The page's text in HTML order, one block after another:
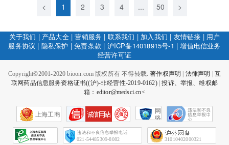
< 1 2 3 4 ... 50 >
关于我们 | 产品大全|营销服务 | 联系我们 | 加入我们 | 友情链接 | 用户
服务协议 | 隐私保护 |免责条款 | 沪ICP备14018915号-1 |增值电信业务
经营许可证
Copyright©2001-2020 bioon.com 版权所有 不得转载.著作权声明 法律声明
互
联网药品信息服务资格证书((沪)-非经营性-2019-0162)|投诉、举报、维权邮
箱：editor@medsci.cn<
上海工商
网
络
会
征
021-54485309-8082 31010402000321